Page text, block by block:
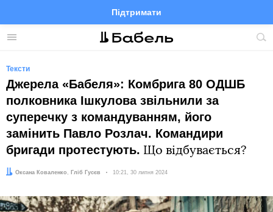
Меню
Підтримати
FacebookTelegramTwitter
Тексти
Джерела «Бабеля»: Комбрига 80 ОДШБ
полковника Ішкулова звільнили за
суперечку з командуванням, його
замінить Павло Розлач. Командири
бригади протестують. Що відбувається?
Автор:
Оксана Коваленко
Редактор: Гліб Гусєв Дата:
10:21, 30 липня 2024